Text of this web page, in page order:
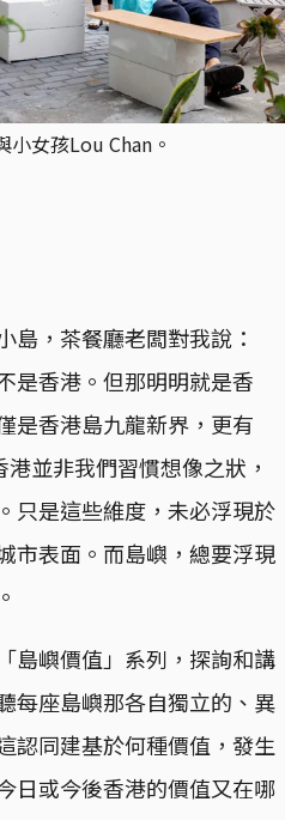
女孩Lou Chan。
島，茶餐廳老闆對我說：
是香港。但那明明就是香
是香港島九龍新界，更有
並非我們習慣想像之狀，
只是這些維度，未必浮現於
市表面。而島嶼，總要浮現
島嶼價值」系列，探詢和講
每座島嶼那各自獨立的、異
認同建基於何種價值，發生
日或今後香港的價值又在哪